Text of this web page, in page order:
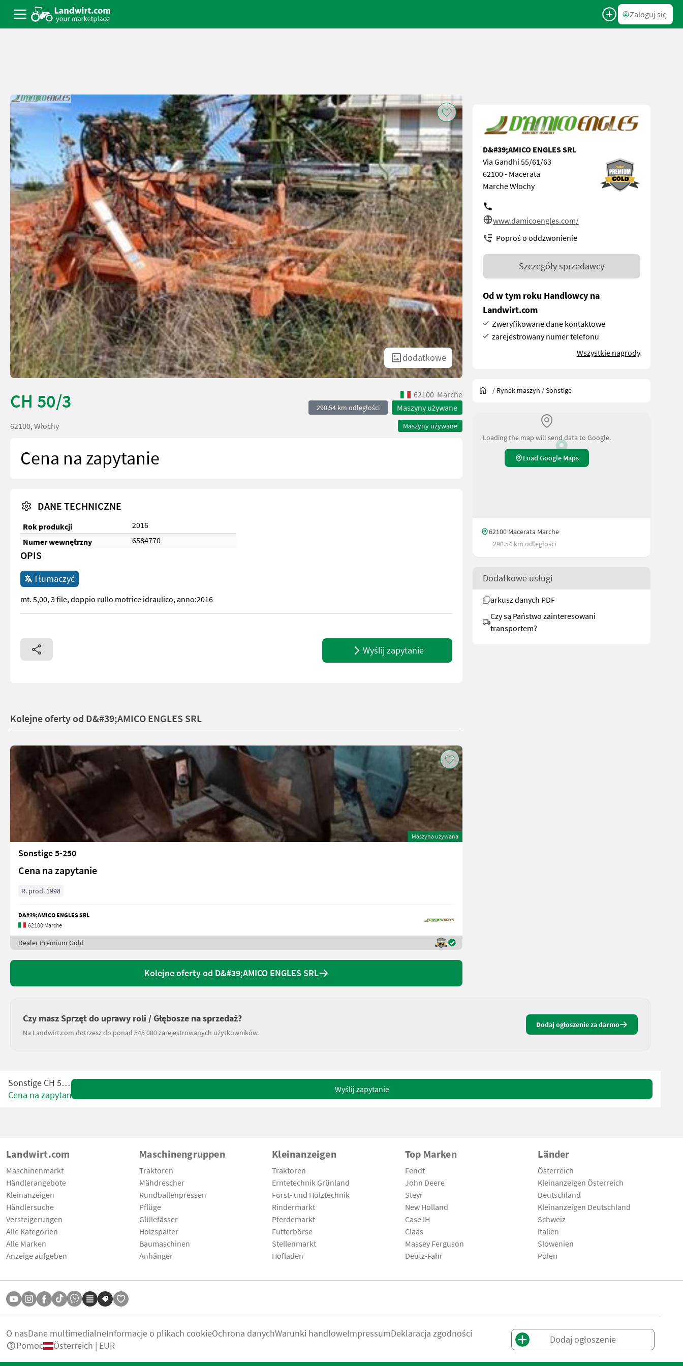
Zaloguj się
dodatkowe
CH 50/3 62100 Marche
290.54 km odległości Maszyny używane
Maszyny używane
62100, Włochy
Cena na zapytanie
DANE TECHNICZNE
Rok produkcji
2016
Numer wewnętrzny
6584770
OPIS
Tłumaczyć
mt. 5,00, 3 file, doppio rullo motrice idraulico, anno:2016
mt. 5,00, 3 file, doppio rullo motrice idraulico, anno:2016
Wyślij zapytanie
D&#39;AMICO ENGLES SRL
Via Gandhi 55/61/63
62100 - Macerata
Marche Włochy
www.damicoengles.com/
Poproś o oddzwonienie
Szczegóły sprzedawcy
Od w tym roku Handlowcy na
Landwirt.com
Zweryfikowane dane kontaktowe
zarejestrowany numer telefonu
Wszystkie nagrody
/ Rynek maszyn /Sonstige
Loading the map will send data to Google.
Load Google Maps
62100 Macerata Marche
290.54 km odległości
Dodatkowe usługi
arkusz danych PDF
Czy są Państwo zainteresowani
transportem?
Kolejne oferty od D&#39;AMICO ENGLES SRL
Maszyna używana
Sonstige 5-250
Cena na zapytanie
R. prod. 1998
D&#39;AMICO ENGLES SRL
62100 Marche
Dealer Premium Gold
Kolejne oferty od D&#39;AMICO ENGLES SRL
Czy masz Sprzęt do uprawy roli / Głębosze na sprzedaż?
Na Landwirt.com dotrzesz do ponad 545 000 zarejestrowanych użytkowników.
Dodaj ogłoszenie za darmo
Sonstige CH 50/3
Cena na zapytanie
Wyślij zapytanie
Landwirt.com
Maschinenmarkt
Händlerangebote
Kleinanzeigen
Händlersuche
Versteigerungen
Alle Kategorien
Alle Marken
Anzeige aufgeben
Maschinengruppen
Traktoren
Mähdrescher
Rundballenpressen
Pflüge
Güllefässer
Holzspalter
Baumaschinen
Anhänger
Kleinanzeigen
Traktoren
Erntetechnik Grünland
Forst- und Holztechnik
Rindermarkt
Pferdemarkt
Futterbörse
Stellenmarkt
Hofladen
Top Marken
Fendt
John Deere
Steyr
New Holland
Case IH
Claas
Massey Ferguson
Deutz-Fahr
Länder
Österreich
Kleinanzeigen Österreich
Deutschland
Kleinanzeigen Deutschland
Schweiz
Italien
Slowenien
Polen
O nasDane multimedialneInformacje o plikach cookieOchrona danychWarunki handloweImpressumDeklaracja zgodności
Pomoc
Österreich | EUR
Dodaj ogłoszenie